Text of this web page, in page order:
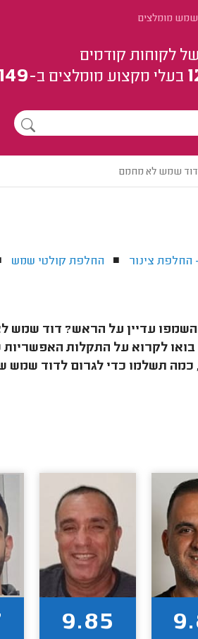
שמש מומלצים
לקוחות קודמים
בעלי מקצוע מומלצים ב-149
דוד שמש לא מחמם
צינור ■ החלפת קולטי שמש
עדיין על הראש? דוד שמש
לקרוא על התקלות האפשריות
תשלמו כדי לגרום לדוד
9.85